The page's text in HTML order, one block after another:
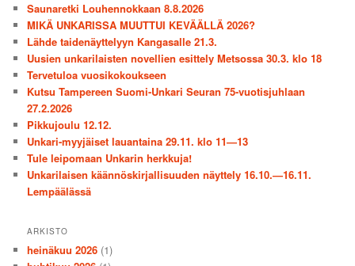
Saunaretki Louhennokkaan 8.8.2026
MIKÄ UNKARISSA MUUTTUI KEVÄÄLLÄ 2026?
Lähde taidenäyttelyyn Kangasalle 21.3.
Uusien unkarilaisten novellien esittely Metsossa 30.3. klo 18
Tervetuloa vuosikokoukseen
Kutsu Tampereen Suomi-Unkari Seuran 75-vuotisjuhlaan
27.2.2026
Pikkujoulu 12.12.
Unkari-myyjäiset lauantaina 29.11. klo 11—13
Tule leipomaan Unkarin herkkuja!
Unkarilaisen käännöskirjallisuuden näyttely 16.10.—16.11.
Lempäälässä
ARKISTO
heinäkuu 2026 (1)